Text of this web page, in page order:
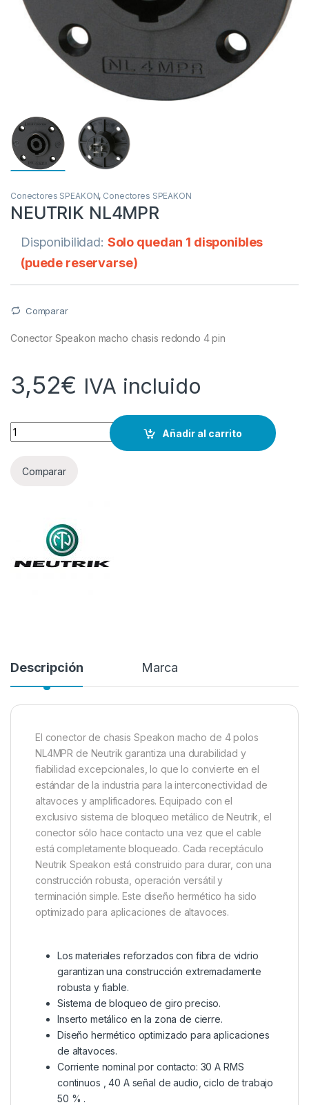
Conectores SPEAKON, Conectores SPEAKON
NEUTRIK NL4MPR
Disponibilidad: Solo quedan 1 disponibles
(puede reservarse)
Comparar
Conector Speakon macho chasis redondo 4 pin
3,52€ IVA incluido
Cantidad
Añadir al carrito
Comparar
Descripción Marca
El conector de chasis Speakon macho de 4 polos
NL4MPR de Neutrik garantiza una durabilidad y
fiabilidad excepcionales, lo que lo convierte en el
estándar de la industria para la interconectividad de
altavoces y amplificadores. Equipado con el
exclusivo sistema de bloqueo metálico de Neutrik, el
conector sólo hace contacto una vez que el cable
está completamente bloqueado. Cada receptáculo
Neutrik Speakon está construido para durar, con una
construcción robusta, operación versátil y
terminación simple. Este diseño hermético ha sido
optimizado para aplicaciones de altavoces.
Los materiales reforzados con fibra de vidrio
garantizan una construcción extremadamente
robusta y fiable.
Sistema de bloqueo de giro preciso.
Inserto metálico en la zona de cierre.
Diseño hermético optimizado para aplicaciones
de altavoces.
Corriente nominal por contacto: 30 A RMS
continuos , 40 A señal de audio, ciclo de trabajo
50 % .